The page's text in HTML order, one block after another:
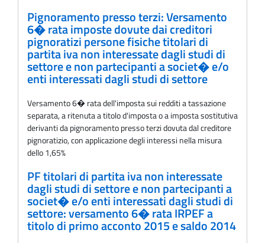
Pignoramento presso terzi: Versamento
6� rata imposte dovute dai creditori
pignoratizi persone fisiche titolari di
partita iva non interessate dagli studi di
settore e non partecipanti a societ� e/o
enti interessati dagli studi di settore
Versamento 6� rata dell'imposta sui redditi a tassazione
separata, a ritenuta a titolo d'imposta o a imposta sostitutiva
derivanti da pignoramento presso terzi dovuta dal creditore
pignoratizio, con applicazione degli interessi nella misura
dello 1,65%
PF titolari di partita iva non interessate
dagli studi di settore e non partecipanti a
societ� e/o enti interessati dagli studi di
settore: versamento 6� rata IRPEF a
titolo di primo acconto 2015 e saldo 2014